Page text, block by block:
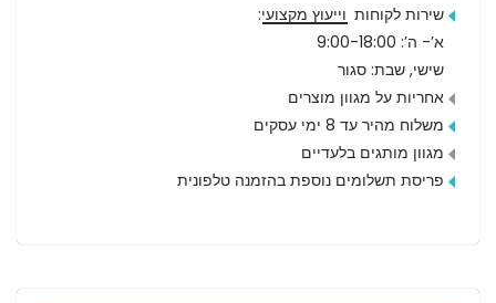
שירות לקוחות וייעוץ מקצועי:
א’- ה’: 9:00-18:00
שישי, שבת: סגור
אחריות על מגוון מוצרים
משלוח מהיר עד 8 ימי עסקים
מגוון מותגים בלעדיים
פריסת תשלומים נוספת בהזמנה טלפונית